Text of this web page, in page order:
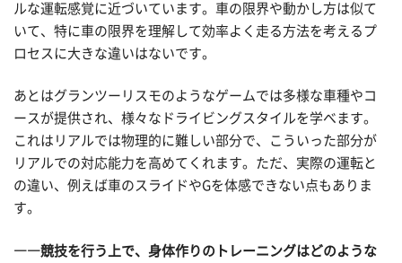
ルな運転感覚に近づいています。車の限界や動かし方は似て
いて、特に車の限界を理解して効率よく走る方法を考えるプ
ロセスに大きな違いはないです。
あとはグランツーリスモのようなゲームでは多様な車種やコ
ースが提供され、様々なドライビングスタイルを学べます。
これはリアルでは物理的に難しい部分で、こういった部分が
リアルでの対応能力を高めてくれます。ただ、実際の運転と
の違い、例えば車のスライドやGを体感できない点もありま
す。
――競技を行う上で、身体作りのトレーニングはどのような